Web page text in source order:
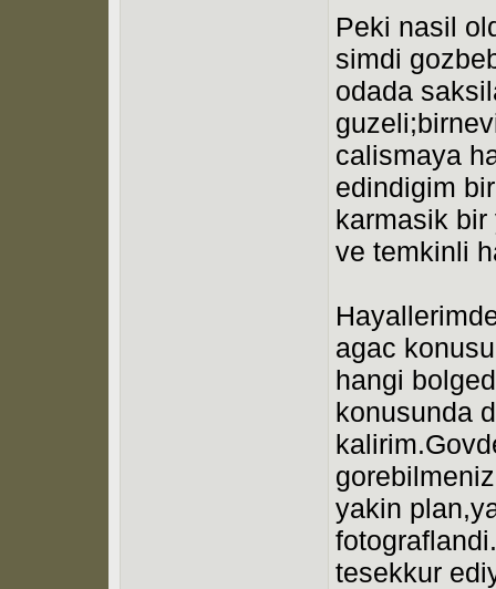
Peki nasil
simdi
odada
calismaya
edindigim
karmasik
ve temkinli
agac
hangi
konusunda
yakin
tesekkur